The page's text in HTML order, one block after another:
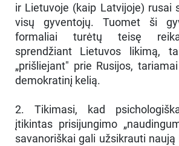
ir Lietuvoje (kaip Latvijoje) rusai
visų gyventojų. Tuomet ši
formaliai turėtų teisę
sprendžiant Lietuvos likimą,
„prišliejant" prie Rusijos,
demokratinį kelią.
2. Tikimasi, kad
įtikintas prisijungimo
savanoriškai gali užsikrauti naują